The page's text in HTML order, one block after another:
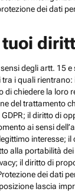
dei dati
tuoi
degli artt. 15 e
i quali rientrano:
di chiedere la loro
del trattamento
il diritto di
ai sensi
interesse; il
alla portabilità
il diritto di
dei dati
lascia